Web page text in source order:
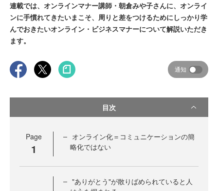
連載では、オンラインマナー講師・朝倉みや子さんに、オンライ
ンに手慣れてきたいまこそ、周りと差をつけるためにしっかり学
んでおきたいオンライン・ビジネスマナーについて解説いただき
ます。
通知
目次
Page
1
オンライン化＝コミュニケーションの簡
略化ではない
"ありがとう"が散りばめられていると人